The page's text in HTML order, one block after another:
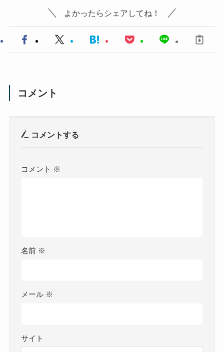
よかったらシェアしてね！
コメント
コメントする
コメント ※
名前 ※
メール ※
サイト